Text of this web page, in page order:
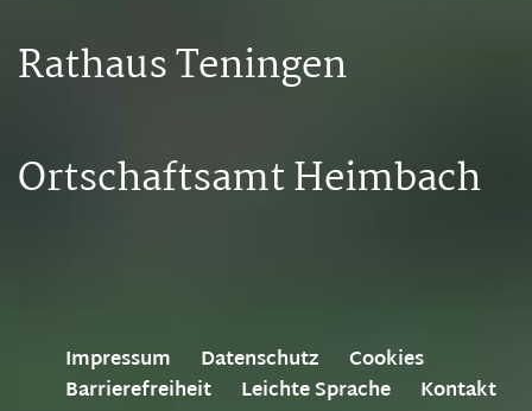
Rathaus Teningen
Ortschaftsamt Heimbach
Impressum Datenschutz
Cookies
Barrierefreiheit
Leichte Sprache Kontakt